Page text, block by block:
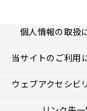
個人情報の取扱
当サイトのご利用
ウェブアクセシビ